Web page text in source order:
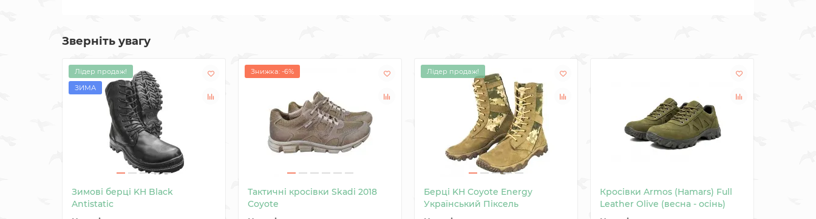
Зверніть увагу
Лідер продаж!
ЗИМА
Зимові берці KH Black
Antistatic
Знижка: -6%
Тактичні кросівки Skadi 2018
Coyote
Лідер продаж!
Берці KH Coyote Energy
Український Піксель
Кросівки Armos (Hamars) Full
Leather Olive (весна - осінь)